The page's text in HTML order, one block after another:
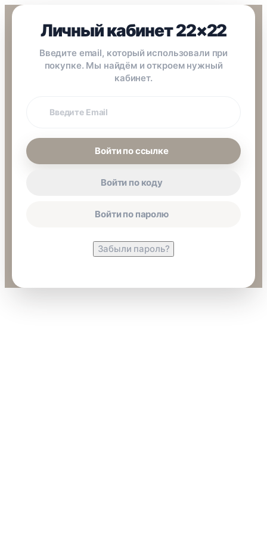
Личный кабинет 22×22
Введите email, который использовали при
покупке. Мы найдём и откроем нужный
кабинет.
покупки
Войти по ссылке
Войти по коду
Войти по паролю
Забыли пароль?